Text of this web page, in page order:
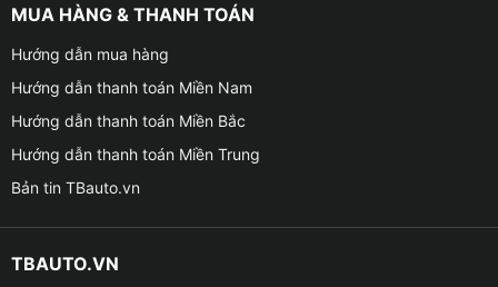
MUA HÀNG & THANH TOÁN
Hướng dẫn mua hàng
Hướng dẫn thanh toán Miền Nam
Hướng dẫn thanh toán Miền Bắc
Hướng dẫn thanh toán Miền Trung
Bản tin TBauto.vn
TBAUTO.VN